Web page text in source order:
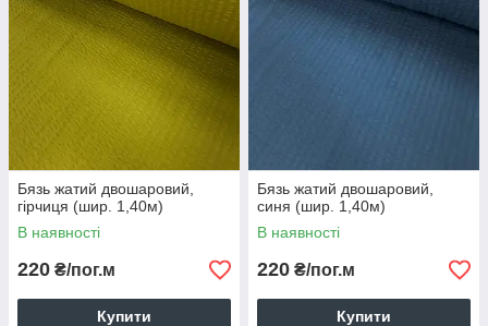
Бязь жатий двошаровий,
гірчиця (шир. 1,40м)
В наявності
220 ₴/пог.м
Купити
Бязь жатий двошаровий,
синя (шир. 1,40м)
В наявності
220 ₴/пог.м
Купити